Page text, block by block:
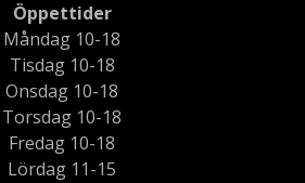
Öppettider
Måndag 10-18
Tisdag 10-18
Onsdag 10-18
Torsdag 10-18
Fredag 10-18
Lördag 11-15